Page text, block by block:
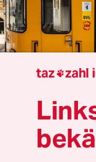
die fühlen
taz zahl